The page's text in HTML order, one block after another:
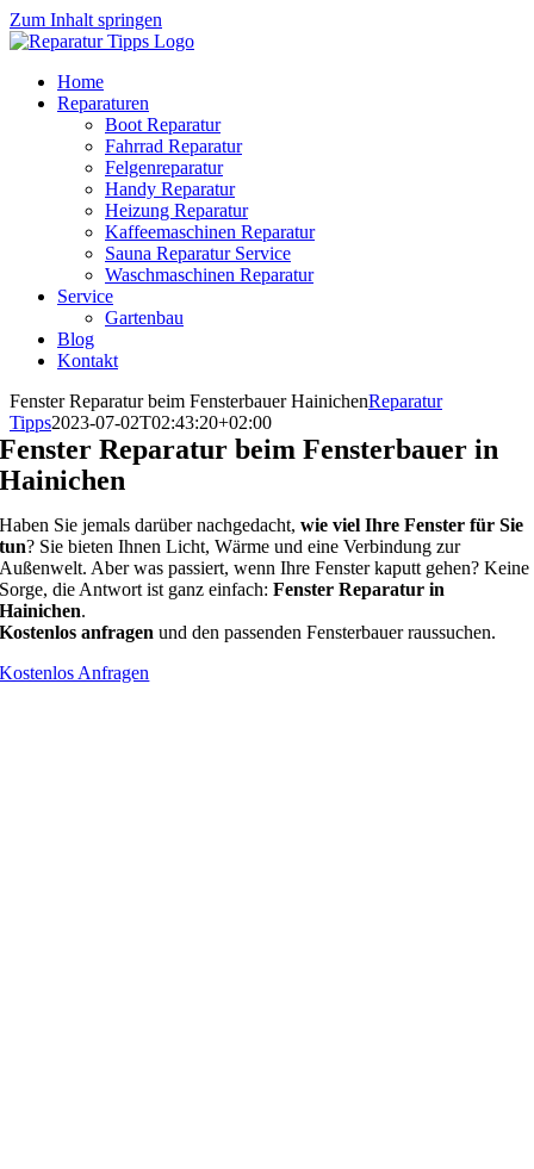
Zum Inhalt springen
Home
Reparaturen
Boot Reparatur
Fahrrad Reparatur
Felgenreparatur
Handy Reparatur
Heizung Reparatur
Kaffeemaschinen Reparatur
Sauna Reparatur Service
Waschmaschinen Reparatur
Service
Gartenbau
Blog
Kontakt
Fenster Reparatur beim Fensterbauer HainichenReparatur
Tipps2023-07-02T02:43:20+02:00
Fenster Reparatur beim Fensterbauer in
Hainichen
Haben Sie jemals darüber nachgedacht,wie viel Ihre Fenster für Sie
tun? Sie bieten Ihnen Licht, Wärme und eine Verbindung zur
Außenwelt. Aber was passiert, wenn Ihre Fenster kaputt gehen? Keine
Sorge, die Antwort ist ganz einfach: Fenster Reparatur in
Hainichen.
Kostenlos anfragen und den passenden Fensterbauer raussuchen.
Kostenlos Anfragen